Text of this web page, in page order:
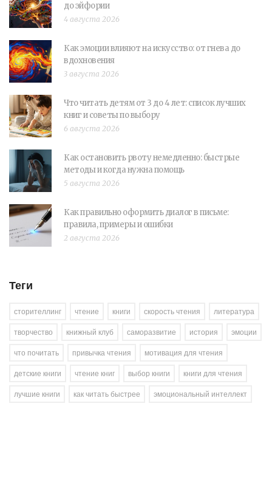
до эйфории
4 августа 2026
Как эмоции влияют на искусство: от гнева до
вдохновения
3 августа 2026
Что читать детям от 3 до 4 лет: список лучших
книг и советы по выбору
6 августа 2026
Как остановить рвоту немедленно: быстрые
методы и когда нужна помощь
5 августа 2026
Как правильно оформить диалог в письме:
правила, примеры и ошибки
2 августа 2026
Теги
сторителлинг чтение книги скорость чтения
литература
творчество
книжный клуб саморазвитие история
эмоции
что почитать
привычка чтения
мотивация для чтения
детские книги
чтение книг выбор книги
книги для чтения
лучшие книги
как читать быстрее эмоциональный интеллект